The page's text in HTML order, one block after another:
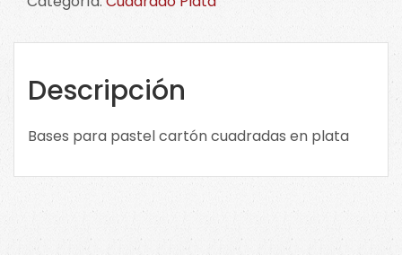
cartón
plata.
CLICK
en
imagen
tamaños
Descripción
Bases para pastel cartón cuadradas en plata